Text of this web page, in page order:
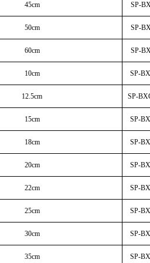
45cm SP-
50cm SP-
60cm SP-
10cm SP-
12.5cm SP-
15cm SP-
18cm SP-
20cm SP-
22cm SP-
25cm SP-
30cm SP-
35cm SP-